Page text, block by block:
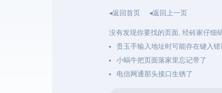
◂返回首页 ◂返回上一页
没有发现你要找的页面, 经砖家仔细
贵玉手输入地址时可能存在键入错
小蜗牛把页面落家里忘记带了
电信网通那头接口生锈了